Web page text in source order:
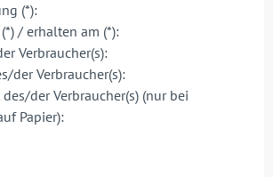
(*):
/ erhalten am (*):
Verbraucher(s):
der Verbraucher(s):
der Verbraucher(s) (nur bei
Papier):